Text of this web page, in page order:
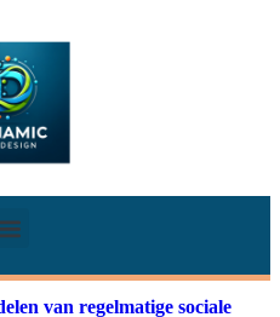
van regelmatige sociale